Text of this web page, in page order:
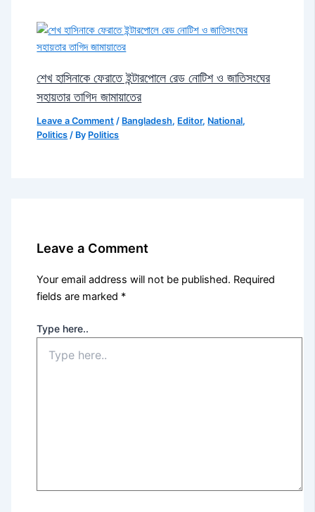
শেখ হাসিনাকে ফেরাতে ইন্টারপোলে রেড নোটিশ ও জাতিসংঘের
সহায়তার তাগিদ জামায়াতের
Leave a Comment / Bangladesh, Editor, National,
Politics / By Politics
Leave a Comment
Your email address will not be published. Required
fields are marked *
Type here..